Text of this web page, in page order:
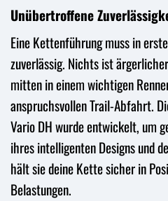
Unübertroffene
Eine Kettenführung muss in
zuverlässig. Nichts ist
mitten in einem wichtigen
anspruchsvollen Trail-Abfahrt.
Vario DH wurde entwickelt, um
ihres intelligenten Designs und
hält sie deine Kette sicher in
Belastungen.